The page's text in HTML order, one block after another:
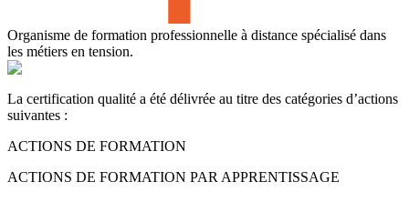
Organisme de formation professionnelle à distance spécialisé dans
les métiers en tension.
La certification qualité a été délivrée au titre des catégories d’actions
suivantes :
ACTIONS DE FORMATION
ACTIONS DE FORMATION PAR APPRENTISSAGE